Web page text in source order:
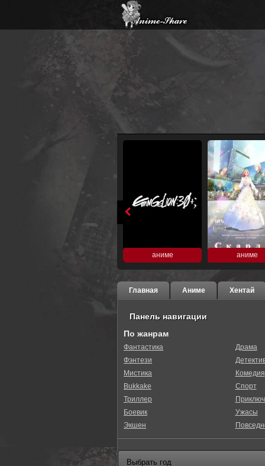
аниме аниме
Главная Аниме Хентай
Панель навигации
По жанрам
Фантастика
Фэнтези
Мистика
Bukkake
Триллер
Боевик
Экшен
Драма
Комедия
Спорт
Ужасы